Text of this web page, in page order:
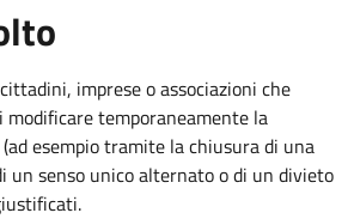
imprese o associazioni che
modificare temporaneamente la
esempio tramite la chiusura di una
un senso unico alternato o di un divieto